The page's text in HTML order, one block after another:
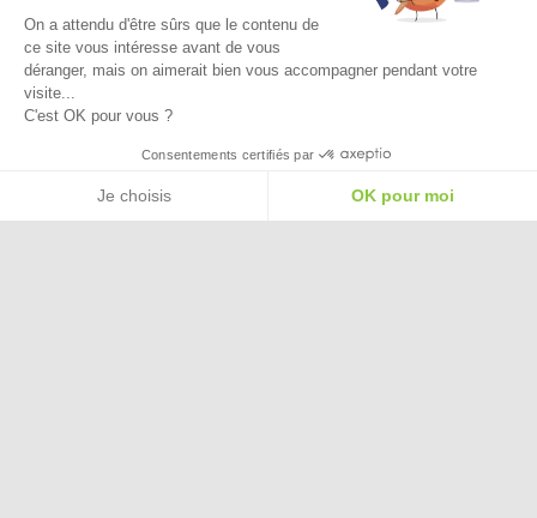
Besoin d'aide pour choisir une
taille ou une pointure ?
On a attendu d'être sûrs que le contenu de
ce site vous intéresse avant de vous
déranger, mais on aimerait bien vous accompagner pendant votre
visite...
C'est OK pour vous ?
Consentements certifiés par
Je choisis OK pour moi